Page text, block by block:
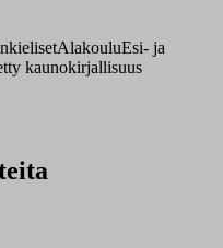
AlakouluEsi- ja
kaunokirjallisuus